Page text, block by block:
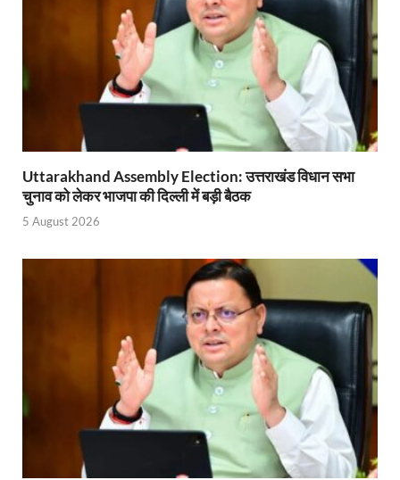
Uttarakhand Young Leaders Dialogue: विकसित
Demand for Review of FRK Policy: ऍफ़आरके नीति
Ram Mandir Control Room: राम मंदिर की सुरक्षा
CM Dhami Meeting With Nitin Gadkari: बैठक में
Kashi Volleyball Mahakumbh: काशी में होगा
Vande Bharat Sleeper Train: वंदे भारत स्लीपर ट्रेन
Khelo India Tribes Games: देश में पहली बार हो रहे
CM Yogi Review Meeting: राजस्व के सभी मामलों का
छत्तीसगढ़ को मिला खेलो इंडिया ट्राइबल गेम्स, 14 फरवरी
Shikayat Se Samadhan: एक ही मंच पर जनता को मिला
CM Pushkar Singh Dhami: मुख्यमंत्री ने ‘जन-जन की
Uttarakhand Assembly Election: उत्तराखंड विधान सभा
चुनाव को लेकर भाजपा की दिल्ली में बड़ी बैठक
5 August 2026